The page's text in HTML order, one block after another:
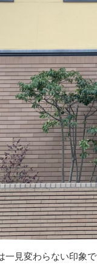
一見変わらない印象